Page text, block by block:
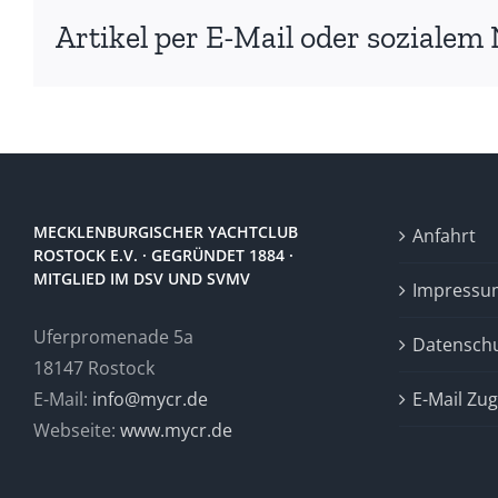
Artikel per E-Mail oder sozialem
MECKLENBURGISCHER YACHTCLUB
ROSTOCK E.V. · GEGRÜNDET 1884 ·
MITGLIED IM DSV UND SVMV
Uferpromenade 5a
18147 Rostock
E-Mail: info@mycr.de
Webseite: www.mycr.de
Anfahrt
E-Mail